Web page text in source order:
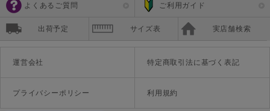
よくあるご質問 ご利用ガイド
出荷予定 サイズ表 実店舗検索
運営会社 特定商取引法に基づく表記
プライバシーポリシー 利用規約